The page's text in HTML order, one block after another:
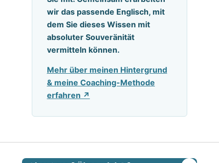
wir das passende Englisch, mit
dem Sie dieses Wissen mit
absoluter Souveränität
vermitteln können.
Mehr über meinen Hintergrund
& meine Coaching-Methode
erfahren ↗